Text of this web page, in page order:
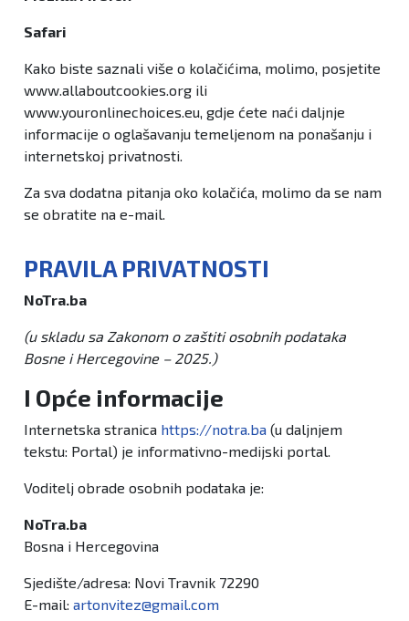
Safari
Kako biste saznali više o kolačićima, molimo, posjetite
www.allaboutcookies.org ili
www.youronlinechoices.eu, gdje ćete naći daljnje
informacije o oglašavanju temeljenom na ponašanju i
internetskoj privatnosti.
Za sva dodatna pitanja oko kolačića, molimo da se nam
se obratite na e-mail.
PRAVILA PRIVATNOSTI
NoTra.ba
(u skladu sa Zakonom o zaštiti osobnih podataka
Bosne i Hercegovine – 2025.)
I Opće informacije
Internetska stranica https://notra.ba (u daljnjem
tekstu: Portal) je informativno-medijski portal.
Voditelj obrade osobnih podataka je:
NoTra.ba
Bosna i Hercegovina
Sjedište/adresa: Novi Travnik 72290
E-mail: artonvitez@gmail.com